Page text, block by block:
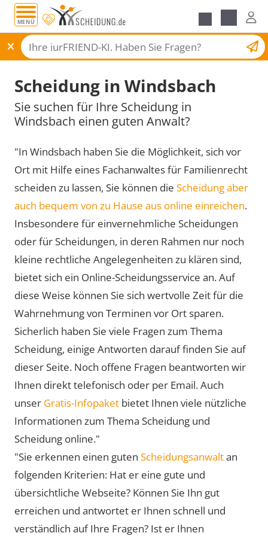
MENÜ
Scheidungsantrag
Scheidung in Windsbach
Sie suchen für Ihre Scheidung in
Windsbach einen guten Anwalt?
"In Windsbach haben Sie die Möglichkeit, sich vor
Ort mit Hilfe eines Fachanwaltes für Familienrecht
scheiden zu lassen, Sie können die Scheidung aber
auch bequem von zu Hause aus online einreichen.
Insbesondere für einvernehmliche Scheidungen
oder für Scheidungen, in deren Rahmen nur noch
kleine rechtliche Angelegenheiten zu klären sind,
bietet sich ein Online-Scheidungsservice an. Auf
diese Weise können Sie sich wertvolle Zeit für die
Wahrnehmung von Terminen vor Ort sparen.
Sicherlich haben Sie viele Fragen zum Thema
Scheidung, einige Antworten darauf finden Sie auf
dieser Seite. Noch offene Fragen beantworten wir
Ihnen direkt telefonisch oder per Email. Auch
unser Gratis-Infopaket bietet Ihnen viele nützliche
Informationen zum Thema Scheidung und
Scheidung online."
"Sie erkennen einen guten Scheidungsanwaltan
folgenden Kriterien: Hat er eine gute und
übersichtliche Webseite? Können Sie Ihn gut
erreichen und antwortet er Ihnen schnell und
verständlich auf Ihre Fragen? Ist er Ihnen